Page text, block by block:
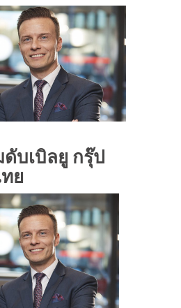
บเบิลยู กรุ๊ป
ย